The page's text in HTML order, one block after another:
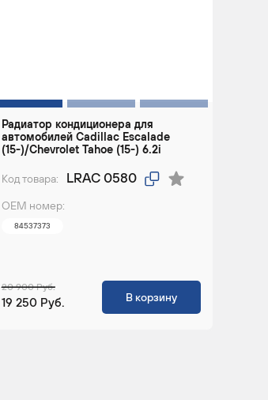
Радиатор кондиционера для
автомобилей Cadillac Escalade
(15-)/Chevrolet Tahoe (15-) 6.2i
Код товара: LRAC 0580
ОЕМ номер:
84537373
20 900 Руб.
19 250 Руб. В корзину